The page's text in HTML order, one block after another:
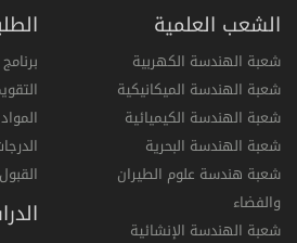
الشعب العلمية
شعبة الهندسة الكهربية
شعبة الهندسة الميكانيكية
شعبة الهندسة الكيميائية
شعبة الهندسة البحرية
شعبة هندسة علوم الطيران
والفضاء
شعبة الهندسة الإنشائية
القبول